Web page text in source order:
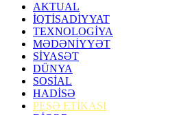
AKTUAL
İQTİSADİYYAT
TEXNOLOGİYA
MƏDƏNİYYƏT
SİYASƏT
DÜNYA
SOSİAL
HADİSƏ
PEŞƏ ETİKASI